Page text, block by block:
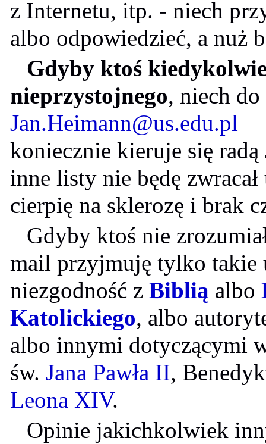
z Internetu, itp. - niech
albo odpowiedzieć, a nuż
Gdyby ktoś
nieprzystojnego, niech
Jan.Heimann@us.edu.pl
koniecznie kieruje się radą
inne listy nie będę
cierpię na sklerozę i brak
Gdyby ktoś nie
mail przyjmuję tylko
niezgodność z Biblią albo
Katolickiego, albo
albo innymi dotyczącymi
św. Jana Pawła II,
Leona XIV.
Opinie jakichkolwiek